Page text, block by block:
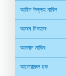
আছিম উল্লাহ নাবিল
আজম মিনহাজ
আদনান সাকিব
আনোয়ারুল হক